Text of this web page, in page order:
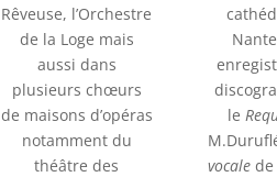
Rêveuse, l’Orchestre
de la Loge mais
aussi dans
plusieurs chœurs
de maisons d’opéras
notamment du
théâtre des
le
vocale